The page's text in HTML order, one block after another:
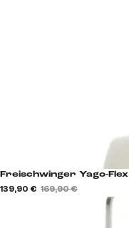
Freischwinger Yago-Flex
139,90 € 169,90 €